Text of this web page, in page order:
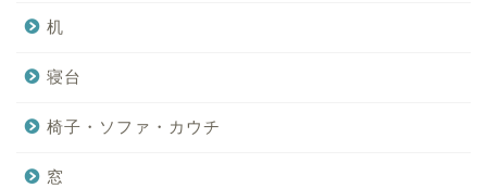
机
寝台
椅子・ソファ・カウチ
窓